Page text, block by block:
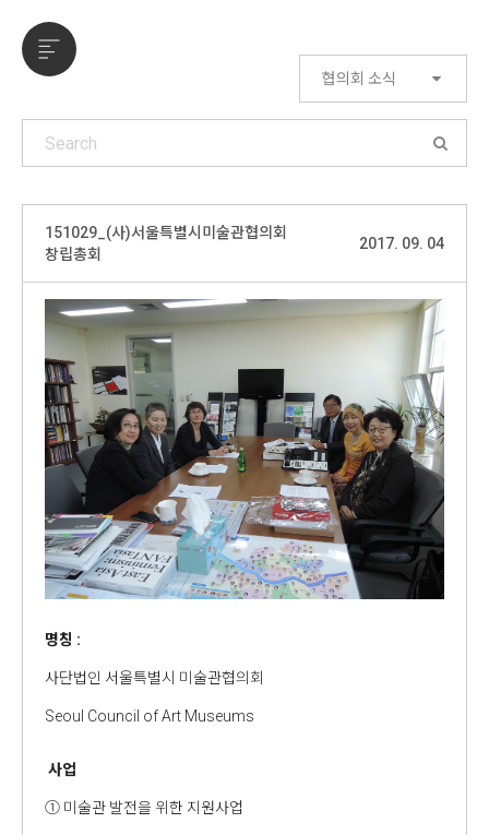
협의회 소식
151029_(사)서울특별시미술관협의회
창립총회
2017. 09. 04
명칭 :
사단법인 서울특별시 미술관협의회
Seoul Council of Art Museums
사업
① 미술관 발전을 위한 지원사업